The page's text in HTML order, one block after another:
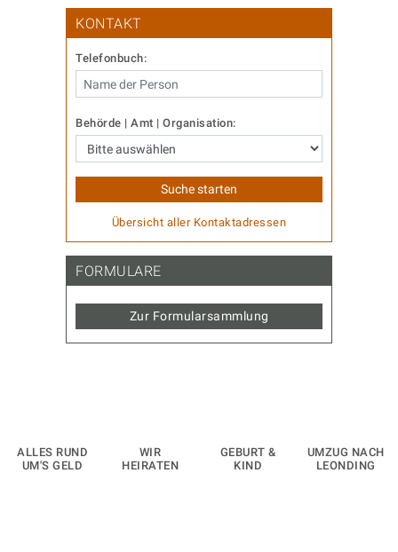
KONTAKT
Telefonbuch:
Behörde | Amt | Organisation:
Übersicht aller Kontaktadressen
FORMULARE
Zur Formularsammlung
ALLES RUND
UM'S GELD
WIR
HEIRATEN
GEBURT &
KIND
UMZUG NACH
LEONDING